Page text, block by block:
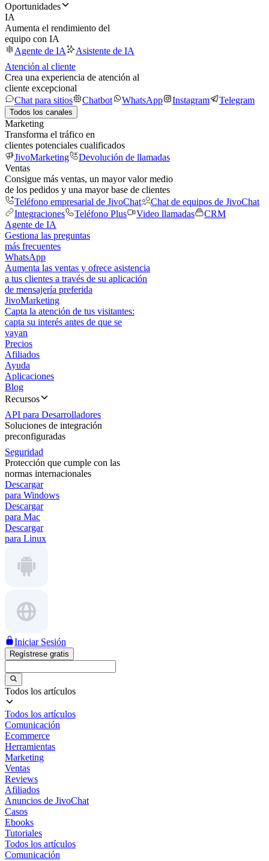
Oportunidades
IA
Aumenta el rendimiento del
equipo con IA
Agente de IA
Asistente de IA
Atención al cliente
Crea una experiencia de atención al
cliente excepcional
Chat para sitios
Chatbot WhatsApp Instagram Telegram
Todos los canales
Marketing
Transforma el tráfico en
clientes potenciales cualificados
JivoMarketing
Devolución de llamadas
Ventas
Consigue más ventas, un mayor valor medio
de los pedidos y una mayor base de clientes
Teléfono empresarial de JivoChat
Chat de equipos de JivoChat
Integraciones
Teléfono Plus Video llamadas
CRM
Agente de IA
Gestiona las preguntas
más frecuentes
WhatsApp
Aumenta las ventas y ofrece asistencia
a tus clientes a través de su aplicación
de mensajería preferida
JivoMarketing
Capta la atención de tus visitantes:
capta su interés antes de que se
vayan
Precios
Afiliados
Ayuda
Aplicaciones
Blog
Recursos
API para Desarrolladores
Soluciones de integración
preconfiguradas
Seguridad
Protección que cumple con las
normas internacionales
Descargar
para Windows
Descargar
para Mac
Descargar
para Linux
Iniciar Sesión
Regístrese gratis
Todos los artículos
Todos los artículos
Comunicación
Ecommerce
Herramientas
Marketing
Ventas
Reviews
Afiliados
Anuncios de JivoChat
Casos
Ebooks
Tutoriales
Todos los artículos
Comunicación